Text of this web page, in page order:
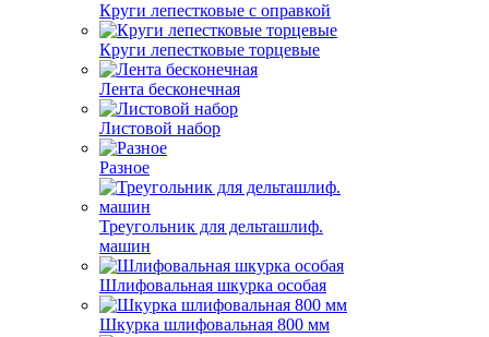
Круги лепестковые с оправкой
Круги лепестковые торцевые
Лента бесконечная
Листовой набор
Разное
Треугольник для дельташлиф.
машин
Шлифовальная шкурка особая
Шкурка шлифовальная 800 мм